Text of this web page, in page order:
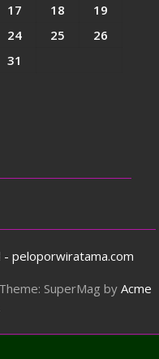
17 18
19
24 25
26
31
peloporwiratama.com
Theme: SuperMag by Acme